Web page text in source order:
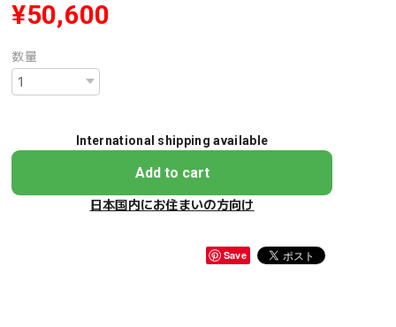
¥50,600
数量
International shipping available
Add to cart
日本国内にお住まいの方向け
Save